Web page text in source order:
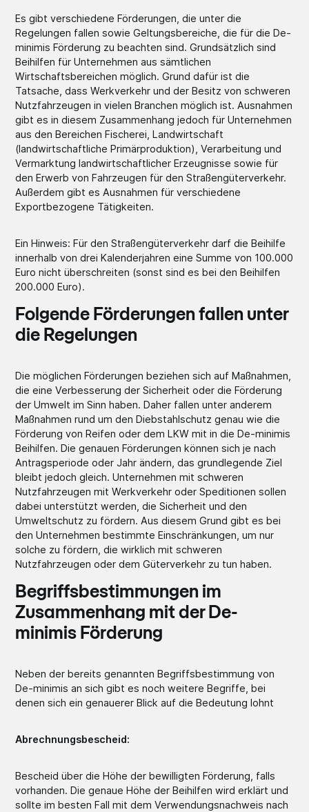
Es gibt verschiedene Förderungen, die unter die
Regelungen fallen sowie Geltungsbereiche, die für die De-
minimis Förderung zu beachten sind. Grundsätzlich sind
Beihilfen für Unternehmen aus sämtlichen
Wirtschaftsbereichen möglich. Grund dafür ist die
Tatsache, dass Werkverkehr und der Besitz von schweren
Nutzfahrzeugen in vielen Branchen möglich ist. Ausnahmen
gibt es in diesem Zusammenhang jedoch für Unternehmen
aus den Bereichen Fischerei, Landwirtschaft
(landwirtschaftliche Primärproduktion), Verarbeitung und
Vermarktung landwirtschaftlicher Erzeugnisse sowie für
den Erwerb von Fahrzeugen für den Straßengüterverkehr.
Außerdem gibt es Ausnahmen für verschiedene
Exportbezogene Tätigkeiten.
Ein Hinweis: Für den Straßengüterverkehr darf die Beihilfe
innerhalb von drei Kalenderjahren eine Summe von 100.000
Euro nicht überschreiten (sonst sind es bei den Beihilfen
200.000 Euro).
Folgende Förderungen fallen unter
die Regelungen
Die möglichen Förderungen beziehen sich auf Maßnahmen,
die eine Verbesserung der Sicherheit oder die Förderung
der Umwelt im Sinn haben. Daher fallen unter anderem
Maßnahmen rund um den Diebstahlschutz genau wie die
Förderung von Reifen oder dem LKW mit in die De-minimis
Beihilfen. Die genauen Förderungen können sich je nach
Antragsperiode oder Jahr ändern, das grundlegende Ziel
bleibt jedoch gleich. Unternehmen mit schweren
Nutzfahrzeugen mit Werkverkehr oder Speditionen sollen
dabei unterstützt werden, die Sicherheit und den
Umweltschutz zu fördern. Aus diesem Grund gibt es bei
den Unternehmen bestimmte Einschränkungen, um nur
solche zu fördern, die wirklich mit schweren
Nutzfahrzeugen oder dem Güterverkehr zu tun haben.
Begriffsbestimmungen im
Zusammenhang mit der De-
minimis Förderung
Neben der bereits genannten Begriffsbestimmung von
De-minimis an sich gibt es noch weitere Begriffe, bei
denen sich ein genauerer Blick auf die Bedeutung lohnt
Abrechnungsbescheid:
Bescheid über die Höhe der bewilligten Förderung, falls
vorhanden. Die genaue Höhe der Beihilfen wird erklärt und
sollte im besten Fall mit dem Verwendungsnachweis nach